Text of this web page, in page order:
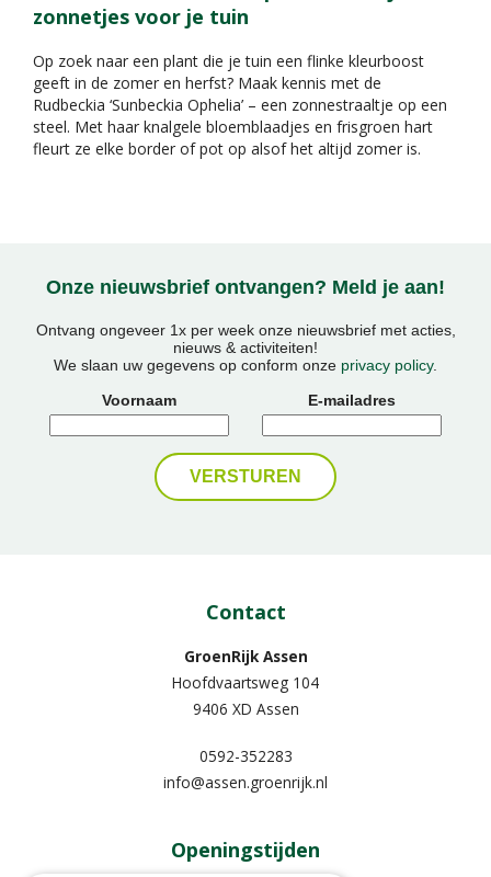
zonnetjes voor je tuin
Op zoek naar een plant die je tuin een flinke kleurboost
geeft in de zomer en herfst? Maak kennis met de
Rudbeckia ‘Sunbeckia Ophelia’ – een zonnestraaltje op een
steel. Met haar knalgele bloemblaadjes en frisgroen hart
fleurt ze elke border of pot op alsof het altijd zomer is.
Onze nieuwsbrief ontvangen? Meld je aan!
Ontvang ongeveer 1x per week onze nieuwsbrief met acties,
nieuws & activiteiten!
We slaan uw gegevens op conform onze privacy policy.
Voornaam
E-mailadres
Contact
GroenRijk Assen
Hoofdvaartsweg 104
9406 XD Assen
0592-352283
info@assen.groenrijk.nl
Openingstijden